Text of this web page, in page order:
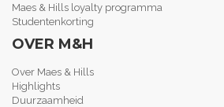
Maes & Hills loyalty programma
Studentenkorting
OVER M&H
Over Maes & Hills
Highlights
Duurzaamheid